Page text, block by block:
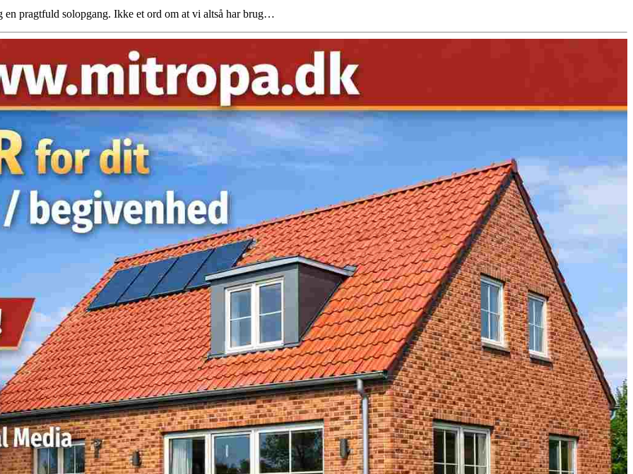
en pragtfuld solopgang. Ikke et ord om at vi altså har brug…